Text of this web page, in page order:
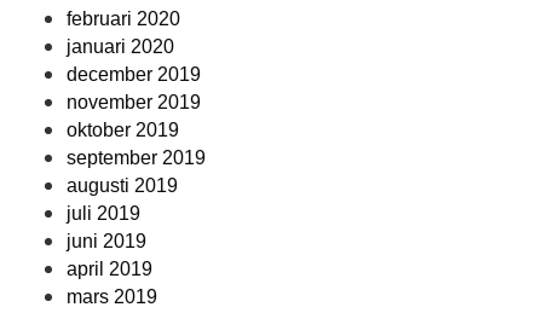
februari 2020
januari 2020
december 2019
november 2019
oktober 2019
september 2019
augusti 2019
juli 2019
juni 2019
april 2019
mars 2019